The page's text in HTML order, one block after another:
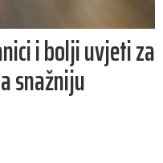
i bolji uvjeti za
snažniju